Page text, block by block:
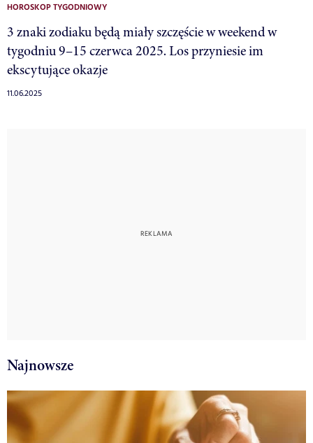
HOROSKOP TYGODNIOWY
3 znaki zodiaku będą miały szczęście w weekend w
tygodniu 9–15 czerwca 2025. Los przyniesie im
ekscytujące okazje
11.06.2025
Najnowsze